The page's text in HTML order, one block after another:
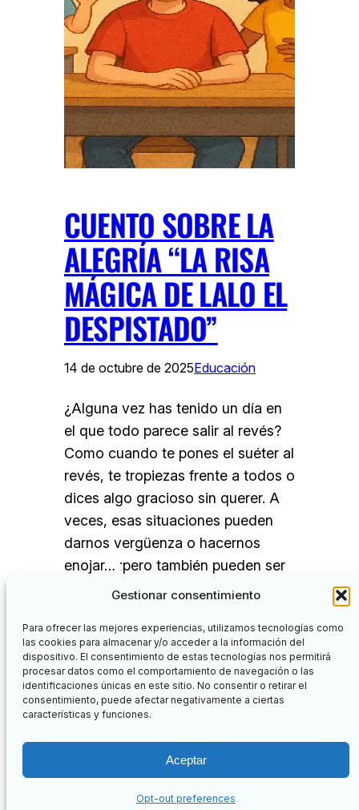
Gestionar consentimiento
Para ofrecer las mejores experiencias, utilizamos tecnologías como
las cookies para almacenar y/o acceder a la información del
dispositivo. El consentimiento de estas tecnologías nos permitirá
procesar datos como el comportamiento de navegación o las
identificaciones únicas en este sitio. No consentir o retirar el
consentimiento, puede afectar negativamente a ciertas
características y funciones.
Aceptar
Opt-out preferences
CUENTO SOBRE LA
ALEGRÍA “LA RISA
MÁGICA DE LALO EL
DESPISTADO”
14 de octubre de 2025Educación
¿Alguna vez has tenido un día en
el que todo parece salir al revés?
Como cuando te pones el suéter al
revés, te tropiezas frente a todos o
dices algo gracioso sin querer. A
veces, esas situaciones pueden
darnos vergüenza o hacernos
enojar… ¡pero también pueden ser
una oportunidad para reír y
Facebook
Twitter
Nuevos Aprendizajes